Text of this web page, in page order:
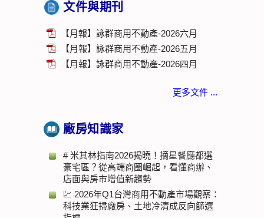
文件與期刊
【月報】詠群商用不動產-2026六月
【月報】詠群商用不動產-2026五月
【月報】詠群商用不動產-2026四月
更多文件 ...
廠房知識家
# 米其林指南2026揭曉！摘星餐廳都選
豪宅區？從高端商圈崛起，看懂商辦、
店面與房市增值新趨勢
💹 2026年Q1台灣商用不動產市場觀察：
科技業狂掃廠房、土地冷清成反向篩選